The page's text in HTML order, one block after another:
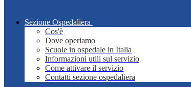
Sezione Ospedaliera
Cos'è
Dove operiamo
Scuole in ospedale in Italia
Informazioni utili sul servizio
Come attivare il servizio
Contatti sezione ospedaliera